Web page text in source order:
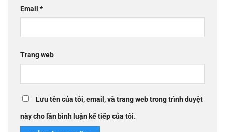
Email *
Trang web
Lưu tên của tôi, email, và trang web trong trình duyệt
này cho lần bình luận kế tiếp của tôi.